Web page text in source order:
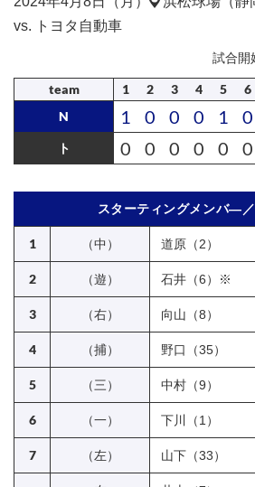
vs. トヨタ自動車
試合
team 1 2 3 4 5 6
N
1 0 0 0 1 0
ト 0 0 0 0 0 0
スターティングメンバ―
1 （中） 道原（2）
2 （遊） 石井（6）※
3 （右） 向山（8）
4 （捕） 野口（35）
5 （三） 中村（9）
6 （一） 下川（1）
7 （左） 山下（33）